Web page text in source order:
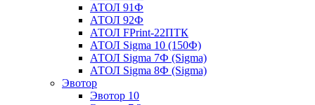
АТОЛ 91Ф
АТОЛ 92Ф
АТОЛ FPrint-22ПТК
АТОЛ Sigma 10 (150Ф)
АТОЛ Sigma 7Ф (Sigma)
АТОЛ Sigma 8Ф (Sigma)
Эвотор
Эвотор 10